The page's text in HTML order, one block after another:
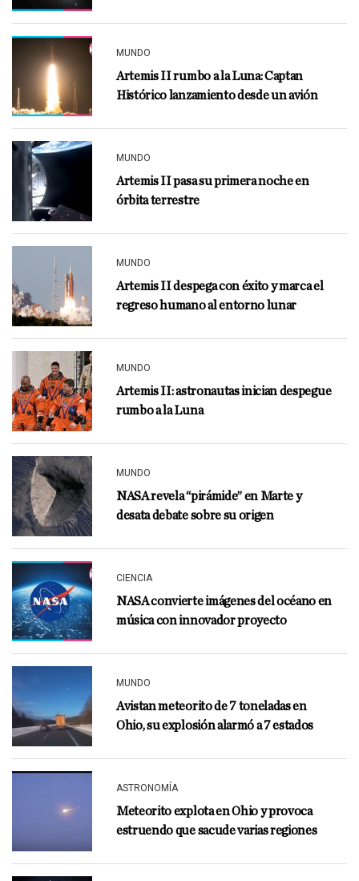
MUNDO
Artemis II rumbo a la Luna: Captan
Histórico lanzamiento desde un avión
MUNDO
Artemis II pasa su primera noche en
órbita terrestre
MUNDO
Artemis II despega con éxito y marca el
regreso humano al entorno lunar
MUNDO
Artemis II: astronautas inician despegue
rumbo a la Luna
MUNDO
NASA revela “pirámide” en Marte y
desata debate sobre su origen
CIENCIA
NASA convierte imágenes del océano en
música con innovador proyecto
MUNDO
Avistan meteorito de 7 toneladas en
Ohio, su explosión alarmó a 7 estados
ASTRONOMÍA
Meteorito explota en Ohio y provoca
estruendo que sacude varias regiones